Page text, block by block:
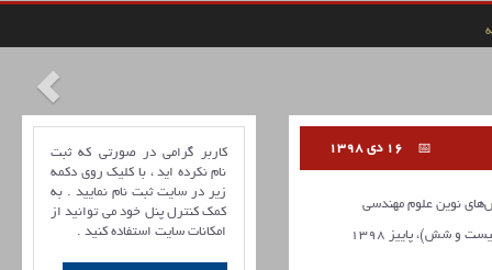
نوین علوم مهندسی
کاربر گرامی در صورتی که ثبت
نام نکرده اید ، با کلیک روی دکمه
زیر در سایت ثبت نام نمایید . به
کمک کنترل پنل خود می توانید از
امکانات سایت استفاده کنید .